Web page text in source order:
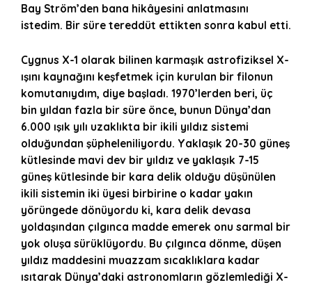
Bay Ström’den bana hikâyesini anlatmasını
istedim. Bir süre tereddüt ettikten sonra kabul etti.
Cygnus X-1 olarak bilinen karmaşık astrofiziksel X-
ışını kaynağını keşfetmek için kurulan bir filonun
komutanıydım, diye başladı. 1970’lerden beri, üç
bin yıldan fazla bir süre önce, bunun Dünya’dan
6.000 ışık yılı uzaklıkta bir ikili yıldız sistemi
olduğundan şüpheleniliyordu. Yaklaşık 20-30 güneş
kütlesinde mavi dev bir yıldız ve yaklaşık 7-15
güneş kütlesinde bir kara delik olduğu düşünülen
ikili sistemin iki üyesi birbirine o kadar yakın
yörüngede dönüyordu ki, kara delik devasa
yoldaşından çılgınca madde emerek onu sarmal bir
yok oluşa sürüklüyordu. Bu çılgınca dönme, düşen
yıldız maddesini muazzam sıcaklıklara kadar
ısıtarak Dünya’daki astronomların gözlemlediği X-